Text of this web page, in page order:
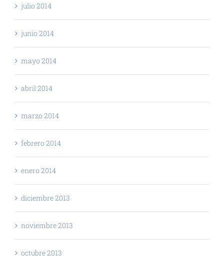
julio 2014
junio 2014
mayo 2014
abril 2014
marzo 2014
febrero 2014
enero 2014
diciembre 2013
noviembre 2013
octubre 2013